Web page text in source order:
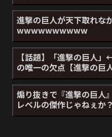
進撃の巨人が天下取れな
wwwwwwwwww
【話題】「進撃の巨人
の唯一の欠点【進撃の巨人
煽り抜きで『進撃の巨人
レベルの傑作じゃねぇか？